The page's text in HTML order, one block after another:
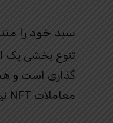
سبد خود را
تنوع بخشی یک
گذاری است و
معاملات NFT نیز صدق می کند.